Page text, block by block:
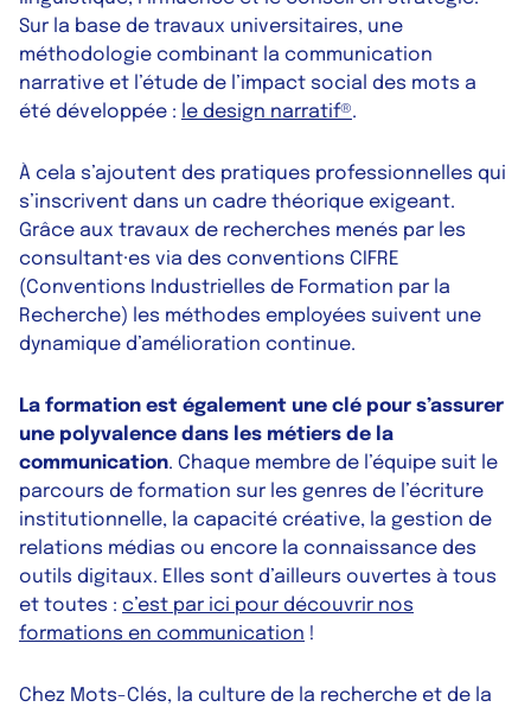
Sur la base de travaux universitaires, une
méthodologie combinant la communication
narrative et l’étude de l’impact social des mots a
été développée : le design narratif®.
À cela s’ajoutent des pratiques professionnelles qui
s’inscrivent dans un cadre théorique exigeant.
Grâce aux travaux de recherches menés par les
consultant·es via des conventions CIFRE
(Conventions Industrielles de Formation par la
Recherche) les méthodes employées suivent une
dynamique d’amélioration continue.
La formation est également une clé pour s’assurer
une polyvalence dans les métiers de la
communication. Chaque membre de l’équipe suit le
parcours de formation sur les genres de l’écriture
institutionnelle, la capacité créative, la gestion de
relations médias ou encore la connaissance des
outils digitaux. Elles sont d’ailleurs ouvertes à tous
et toutes : c’est par ici pour découvrir nos
formations en communication !
Chez Mots-Clés, la culture de la recherche et de la